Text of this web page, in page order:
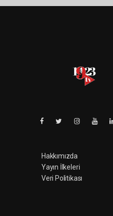
Hakkımızda
Yayın İlkeleri
Veri Politikası